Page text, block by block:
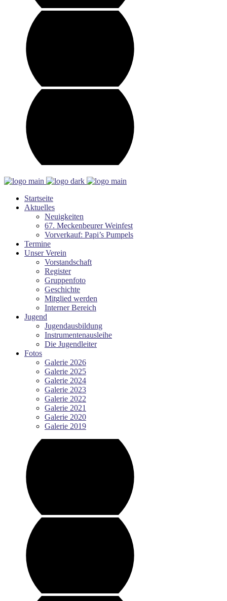
Startseite
Aktuelles
Neuigkeiten
67. Meckenbeurer Weinfest
Vorverkauf: Papi’s Pumpels
Termine
Unser Verein
Vorstandschaft
Register
Gruppenfoto
Geschichte
Mitglied werden
Interner Bereich
Jugend
Jugendausbildung
Instrumentenausleihe
Die Jugendleiter
Fotos
Galerie 2026
Galerie 2025
Galerie 2024
Galerie 2023
Galerie 2022
Galerie 2021
Galerie 2020
Galerie 2019